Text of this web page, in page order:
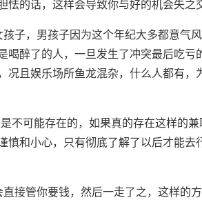
的话，这样会导致你与好的机会失之
子，男孩子因为这个年纪大多都意气
醉了的人，一旦发生了冲突最后吃亏
且娱乐场所鱼龙混杂，什么人都有，
不可能存在的，如果真的存在这样的
和小心，只有彻底了解了以后才能去
接管你要钱，然后一走了之，这样的